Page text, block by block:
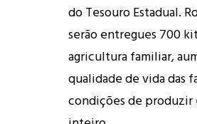
do Tesouro Estadual.
serão entregues 700
agricultura familiar,
qualidade de vida das
condições de produzir